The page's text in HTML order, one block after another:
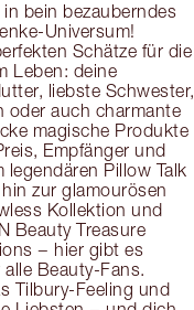
bein bezauberndes
Universum!
Schätze für die
Leben: deine
liebste Schwester,
oder auch charmante
magische Produkte
Empfänger und
legendären Pillow Talk
hin zur glamourösen
Kollektion und
Beauty Treasure
− hier gibt es
Beauty-Fans.
Tilbury-Feeling und